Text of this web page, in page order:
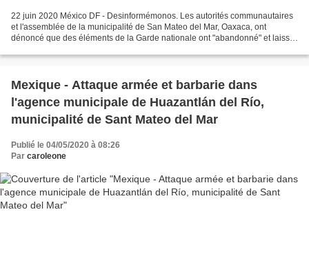
22 juin 2020 México DF - Desinformémonos. Les autorités communautaires
et l'assemblée de la municipalité de San Mateo del Mar, Oaxaca, ont
dénoncé que des éléments de la Garde nationale ont "abandonné" et laissé
Mexique - Attaque armée et barbarie dans
l'agence municipale de Huazantlán del Río,
municipalité de Sant Mateo del Mar
Publié le 04/05/2020 à 08:26
Par caroleone